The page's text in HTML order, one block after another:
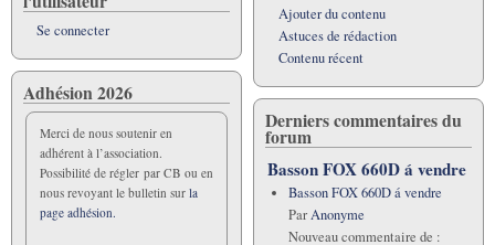
Se connecter
Adhésion 2026
Merci de nous soutenir en
adhérent à l’association.
Possibilité de régler par CB ou en
nous revoyant le bulletin sur la
page adhésion.
Ajouter du contenu
Astuces de rédaction
Contenu récent
Derniers commentaires du
forum
Basson FOX 660D á vendre
Basson FOX 660D á vendre
ParAnonyme
Nouveau commentaire de :